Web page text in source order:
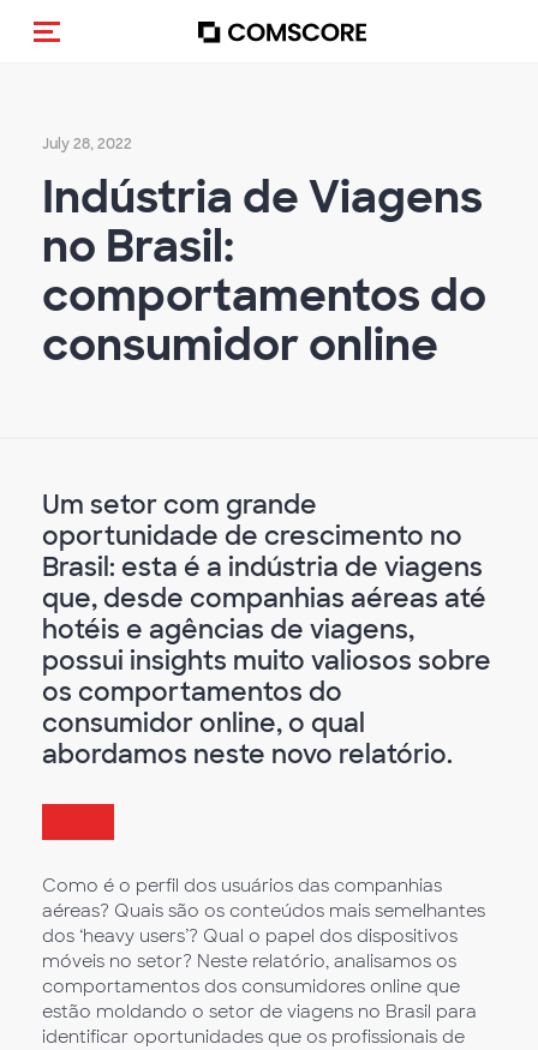
Toggle navigation
July 28, 2022
Indústria de Viagens
no Brasil:
comportamentos do
consumidor online
Um setor com grande
oportunidade de crescimento no
Brasil: esta é a indústria de viagens
que, desde companhias aéreas até
hotéis e agências de viagens,
possui insights muito valiosos sobre
os comportamentos do
consumidor online, o qual
abordamos neste novo relatório.
Como é o perfil dos usuários das companhias
aéreas? Quais são os conteúdos mais semelhantes
dos ‘heavy users’? Qual o papel dos dispositivos
móveis no setor? Neste relatório, analisamos os
comportamentos dos consumidores online que
estão moldando o setor de viagens no Brasil para
identificar oportunidades que os profissionais de